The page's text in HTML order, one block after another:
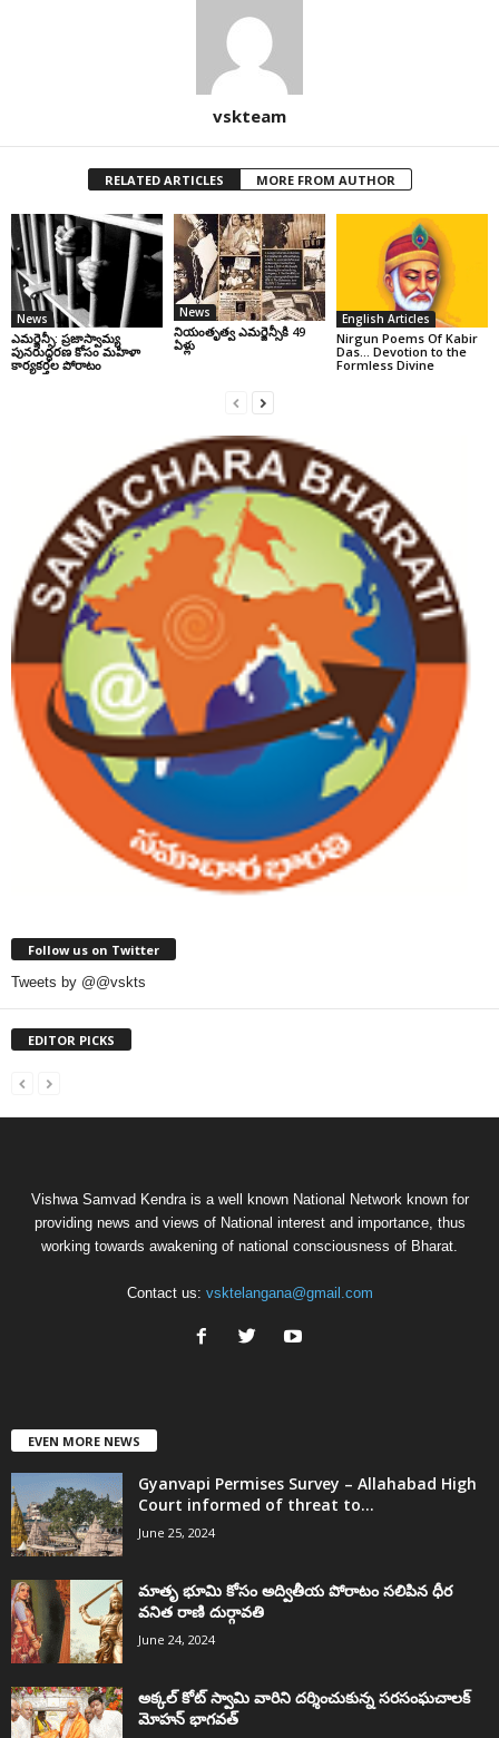
vskteam
RELATED ARTICLES MORE FROM AUTHOR
News
ఎమర్జెన్సీ: ప్రజాస్వామ్య
పునరుద్ధరణ కోసం మహిళా
కార్యకర్తల పోరాటం
News
నియంతృత్వ ఎమర్జెన్సీకి 49
ఏళ్లు
English Articles
Nirgun Poems Of Kabir
Das… Devotion to the
Formless Divine
Follow us on Twitter
Tweets by @@vskts
EDITOR PICKS
Vishwa Samvad Kendra is a well known National Network known for
providing news and views of National interest and importance, thus
working towards awakening of national consciousness of Bharat.
Contact us: vsktelangana@gmail.com
EVEN MORE NEWS
Gyanvapi Permises Survey – Allahabad High
Court informed of threat to...
June 25, 2024
మాతృ భూమి కోసం అద్వితీయ పోరాటం సలిపిన ధీర
వనిత రాణి దుర్గావతి
June 24, 2024
అక్కల్‌ కోట్‌ స్వామి వారిని దర్శించుకున్న సరసంఘచాలక్
మోహన్ భాగవత్